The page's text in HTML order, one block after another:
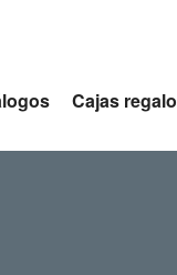
Cajas regalo